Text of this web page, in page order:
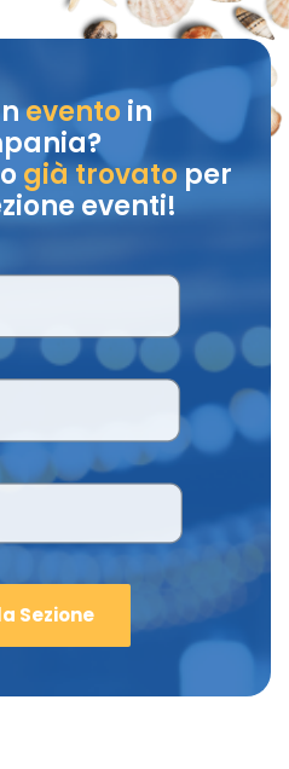
evento in
già trovatoper
eventi!
Sezione